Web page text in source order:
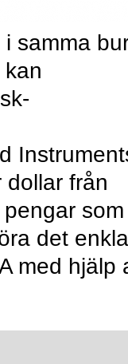
samma
dollar från
som
det
med hjälp